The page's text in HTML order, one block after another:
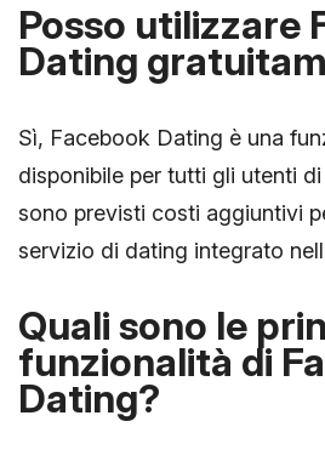
Posso utilizzare
Dating
Sì, Facebook Dating è una
disponibile per tutti gli utenti
sono previsti costi aggiuntivi
servizio di dating integrato
Quali sono le
funzionalità di
Dating?